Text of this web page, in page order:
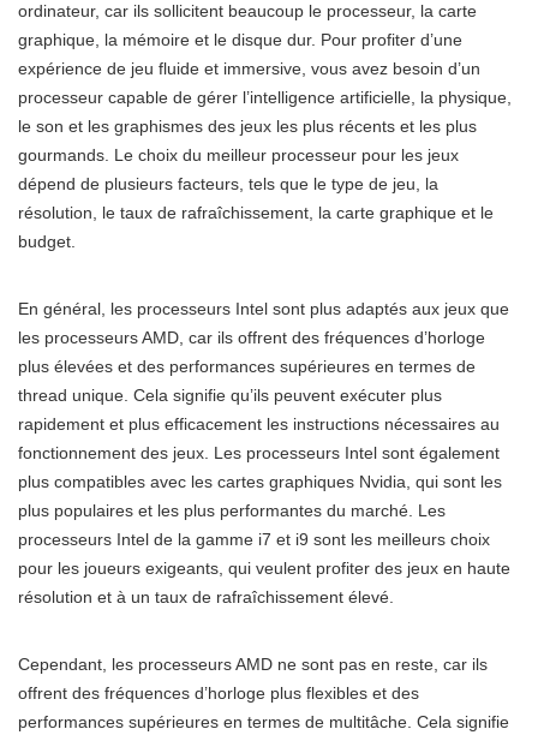
ordinateur, car ils sollicitent beaucoup le processeur, la carte
graphique, la mémoire et le disque dur. Pour profiter d’une
expérience de jeu fluide et immersive, vous avez besoin d’un
processeur capable de gérer l’intelligence artificielle, la physique,
le son et les graphismes des jeux les plus récents et les plus
gourmands. Le choix du meilleur processeur pour les jeux
dépend de plusieurs facteurs, tels que le type de jeu, la
résolution, le taux de rafraîchissement, la carte graphique et le
budget.
En général, les processeurs Intel sont plus adaptés aux jeux que
les processeurs AMD, car ils offrent des fréquences d’horloge
plus élevées et des performances supérieures en termes de
thread unique. Cela signifie qu’ils peuvent exécuter plus
rapidement et plus efficacement les instructions nécessaires au
fonctionnement des jeux. Les processeurs Intel sont également
plus compatibles avec les cartes graphiques Nvidia, qui sont les
plus populaires et les plus performantes du marché. Les
processeurs Intel de la gamme i7 et i9 sont les meilleurs choix
pour les joueurs exigeants, qui veulent profiter des jeux en haute
résolution et à un taux de rafraîchissement élevé.
Cependant, les processeurs AMD ne sont pas en reste, car ils
offrent des fréquences d’horloge plus flexibles et des
performances supérieures en termes de multitâche. Cela signifie